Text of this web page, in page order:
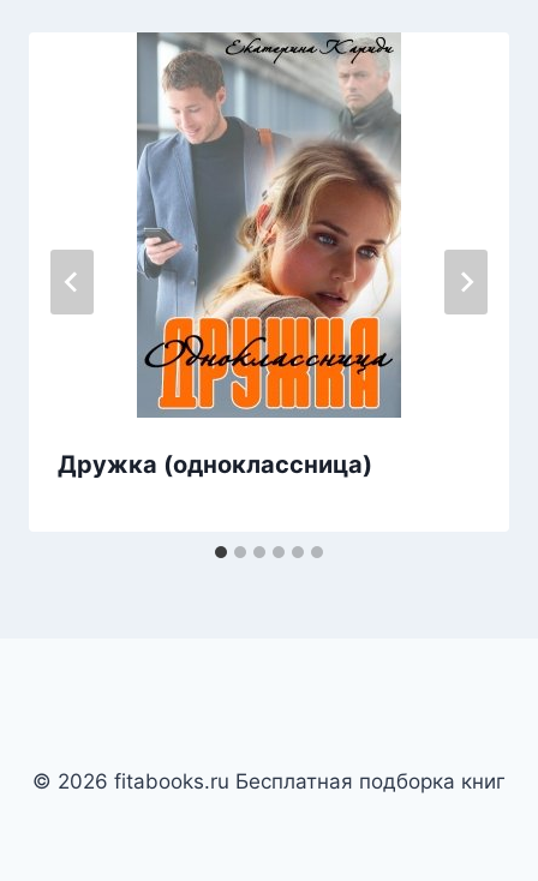
Дружка (одноклассница)
© 2026 fitabooks.ru Бесплатная подборка книг